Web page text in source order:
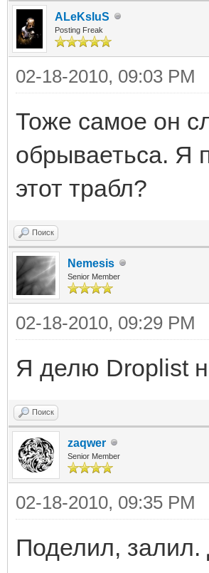
ALeKsIuS
Posting Freak
02-18-2010, 09:03 PM
Тоже самое он
обрываетьса. Я
этот трабл?
Поиск
Nemesis
Senior Member
02-18-2010, 09:29 PM
Я делю Droplist
Поиск
zaqwer
Senior Member
02-18-2010, 09:35 PM
Поделил, залил.